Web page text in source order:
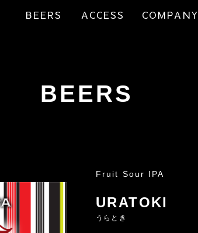
BEERS ACCESS COMPANY
BEERS
Fruit Sour IPA
URATOKI
うらとき